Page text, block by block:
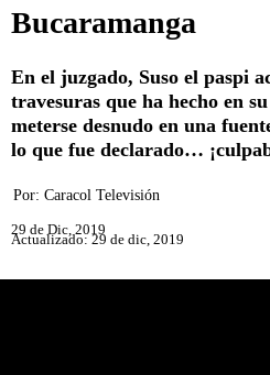
Bucaramanga
En el juzgado, Suso el paspi
travesuras que ha hecho en
meterse desnudo en una
lo que fue declarado…
Por: Caracol Televisión
29 de Dic, 2019
Actualizado: 29 de dic, 2019